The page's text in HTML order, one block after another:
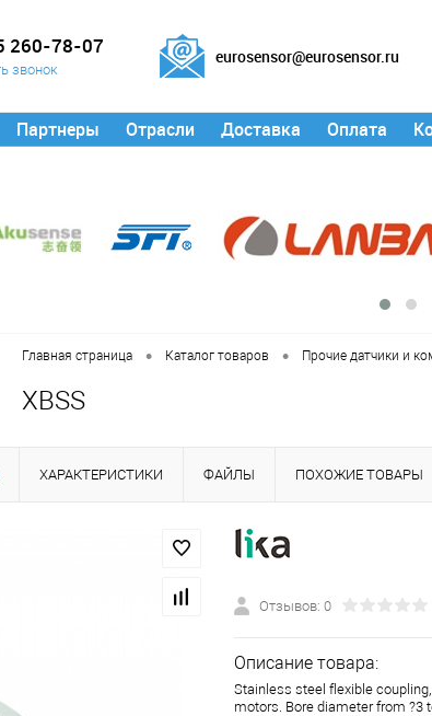
260-78-07
звонок
eurosensor@eurosensor.ru
Партнеры Отрасли Доставка Оплата
Главная страница • Каталог товаров • Прочие датчики и
XBSS
ХАРАКТЕРИСТИКИ ФАЙЛЫ ПОХОЖИЕ ТОВАРЫ
Отзывов: 0
Описание товара:
Stainless steel flexible
motors. Bore diameter from ?3